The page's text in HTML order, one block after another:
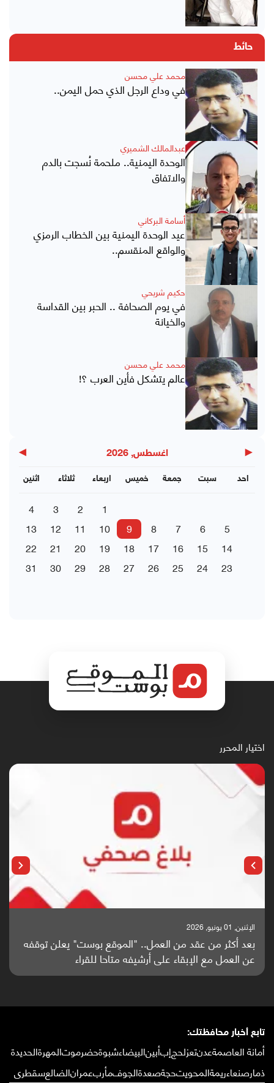
حائط
محمد علي محسن
في وداع الرجل الذي حمل اليمن..
عبدالمالك الشميري
الوحدة اليمنية.. ملحمة نُسجت بالدم
والاتفاق
أسامة البركاني
عيد الوحدة اليمنية بين الخطاب الرمزي
والواقع المنقسم..
حكيم شريحي
في يوم الصحافة .. الحبر بين القداسة
والخيانة
محمد علي محسن
عالم يتشكل فأين العرب ؟!
◀ اغسطس, 2026 ▶
اثنين ثلاثاء اربعاء خميس جمعة سبت احد
1
2
3
4
5
6
7
8
9
10
11
12
13
14
15
16
17
18
19
20
21
22
23
24
25
26
27
28
29
30
31
اختيار المحرر
الإثنين, 25 مايو, 2026
باحثون من اليمن يدخلون سباق أبحاث ألزهايمر بدراسة
واعدة منشورة عالميا (ترجمة)
تابع أخبار محافظتك:
أمانة العاصمةعدنتعزلحجإبأبينالبيضاءشبوةحضرموتالمهرةالحديدة
ذمارصنعاءريمةالمحويتحجةصعدةالجوفمأربعمرانالضالعسقطرى